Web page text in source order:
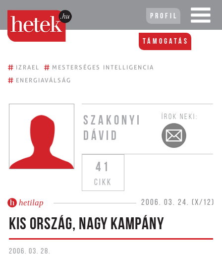
Profil
Támogatás
# IZRAEL # MESTERSÉGES INTELLIGENCIA
# ENERGIAVÁLSÁG
SZAKONYI
DÁVID
ÍROK NEKI:
41
CIKK
hetilap 2006. 03. 24. (X/12)
KIS ORSZÁG, NAGY KAMPÁNY
2006. 03. 28.